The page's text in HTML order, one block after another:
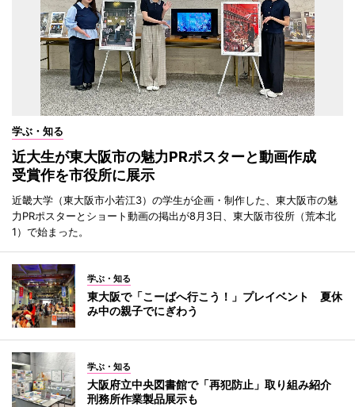
学ぶ・知る
近大生が東大阪市の魅力PRポスターと動画作成
受賞作を市役所に展示
近畿大学（東大阪市小若江3）の学生が企画・制作した、東大阪市の魅
力PRポスターとショート動画の掲出が8月3日、東大阪市役所（荒本北
1）で始まった。
学ぶ・知る
東大阪で「こーばへ行こう！」プレイベント 夏休
み中の親子でにぎわう
学ぶ・知る
大阪府立中央図書館で「再犯防止」取り組み紹介
刑務所作業製品展示も